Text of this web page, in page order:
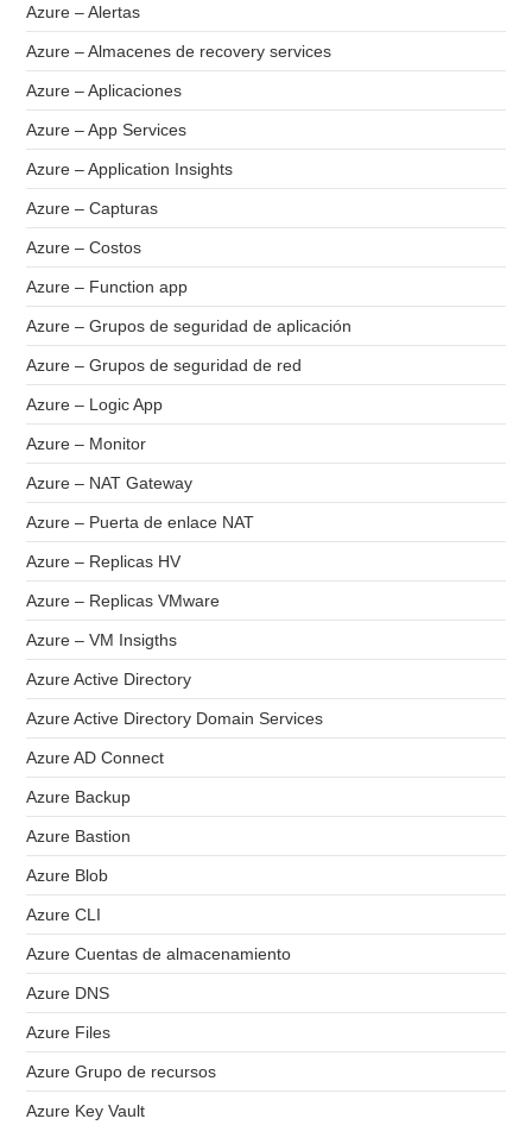
Azure – Alertas
Azure – Almacenes de recovery services
Azure – Aplicaciones
Azure – App Services
Azure – Application Insights
Azure – Capturas
Azure – Costos
Azure – Function app
Azure – Grupos de seguridad de aplicación
Azure – Grupos de seguridad de red
Azure – Logic App
Azure – Monitor
Azure – NAT Gateway
Azure – Puerta de enlace NAT
Azure – Replicas HV
Azure – Replicas VMware
Azure – VM Insigths
Azure Active Directory
Azure Active Directory Domain Services
Azure AD Connect
Azure Backup
Azure Bastion
Azure Blob
Azure CLI
Azure Cuentas de almacenamiento
Azure DNS
Azure Files
Azure Grupo de recursos
Azure Key Vault